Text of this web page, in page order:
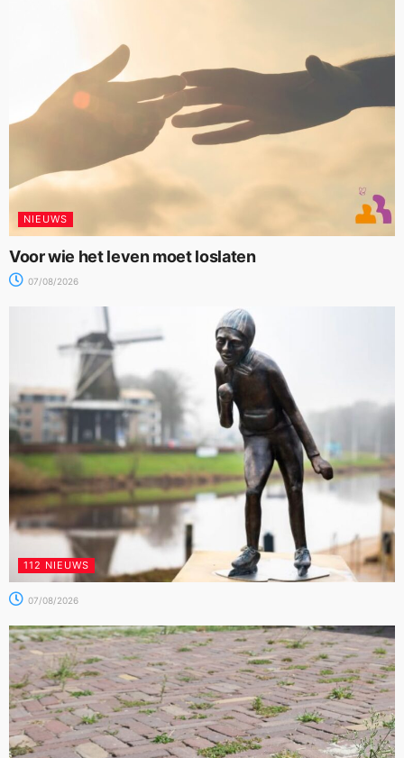
NIEUWS
Voor wie het leven moet loslaten
07/08/2026
112 NIEUWS
07/08/2026